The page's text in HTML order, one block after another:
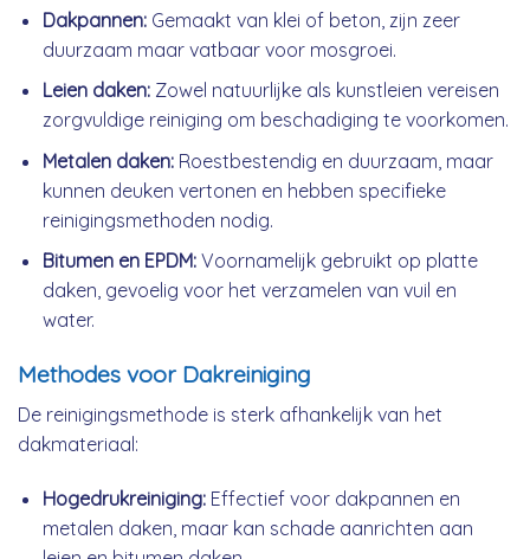
Dakpannen:Gemaakt van klei of beton, zijn zeer
duurzaam maar vatbaar voor mosgroei.
Leien daken:Zowel natuurlijke als kunstleien vereisen
zorgvuldige reiniging om beschadiging te voorkomen.
Metalen daken:Roestbestendig en duurzaam, maar
kunnen deuken vertonen en hebben specifieke
reinigingsmethoden nodig.
Bitumen en EPDM:Voornamelijk gebruikt op platte
daken, gevoelig voor het verzamelen van vuil en
water.
Methodes voor Dakreiniging
De reinigingsmethode is sterk afhankelijk van het
dakmateriaal:
Hogedrukreiniging:Effectief voor dakpannen en
metalen daken, maar kan schade aanrichten aan